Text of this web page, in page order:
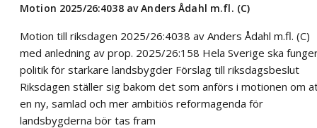
Motion 2025/26:4038 av Anders Ådahl m.fl. (C)
Motion till riksdagen 2025/26:4038 av Anders Ådahl m.fl. (C)
med anledning av prop. 2025/26:158 Hela Sverige ska
politik för starkare landsbygder Förslag till riksdagsbeslut
Riksdagen ställer sig bakom det som anförs i motionen om
en ny, samlad och mer ambitiös reformagenda för
landsbygderna bör tas fram